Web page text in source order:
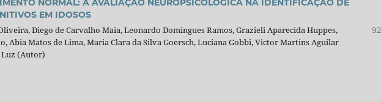
EM IDOSOS
Diego de Carvalho Maia, Leonardo Domingues Ramos, Grazieli Aparecida Huppes,
Abia Matos de Lima, Maria Clara da Silva Goersch, Luciana Gobbi, Victor Martins Aguilar
Luz (Autor)